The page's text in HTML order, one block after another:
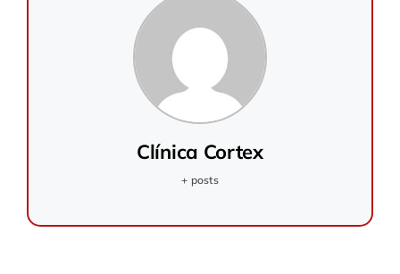
Clínica Cortex
+ posts